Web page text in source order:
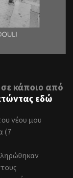
κάποιο από
εδώ
νέου μου
(7